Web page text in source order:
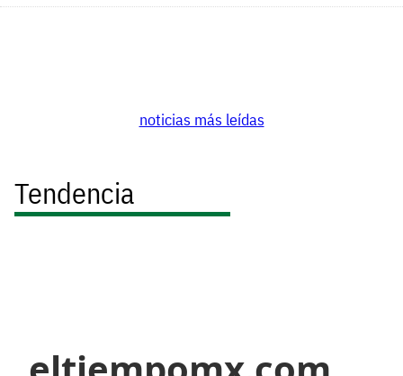
noticias más leídas
Tendencia